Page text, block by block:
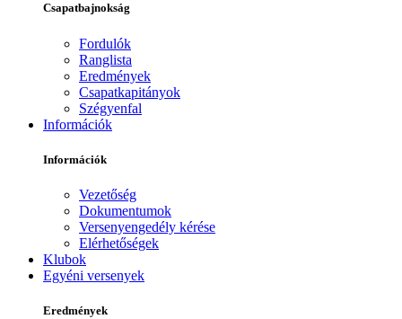
Csapatbajnokság
Fordulók
Ranglista
Eredmények
Csapatkapitányok
Szégyenfal
Információk
Információk
Vezetőség
Dokumentumok
Versenyengedély kérése
Elérhetőségek
Klubok
Egyéni versenyek
Eredmények